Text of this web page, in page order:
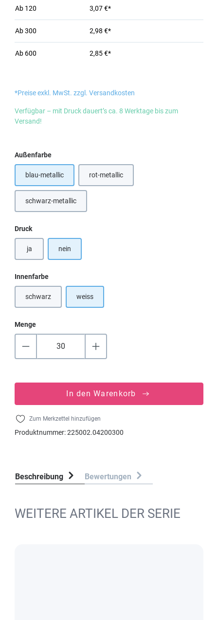
Ab 120 3,07 €*
Ab300 2,98 €*
Ab 600 2,85 €*
*Preise exkl. MwSt. zzgl. Versandkosten
Verfügbar – mit Druck dauert’s ca. 8 Werktage bis zum
Versand!
Außenfarbeauswählen
blau-metallic rot-metallic
schwarz-metallic(Diese Option ist zurzeit nicht verfügbar.)
Druckauswählen
ja nein
Innenfarbeauswählen
schwarz(Diese Option ist zurzeit nicht verfügbar.)
weiss
Menge
In den Warenkorb
Zum Merkzettel hinzufügen
Produktnummer:225002.04200300
Beschreibung Bewertungen
WEITERE ARTIKEL DER SERIE